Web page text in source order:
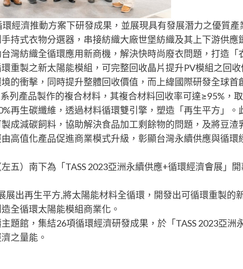
經濟推動方案下研發成果，並展現具有發展潛力之優質產
持式衣物分選器，串接紡織大廠世堡紡織及其上下游供應
灣紡織全循環應用新商機，解決快時尚廢衣問題，打造「
重製之新太陽能模組，可完整回收晶片提升PV模組之回
的衝擊，同時提升整體回收價值，而上緯國際研發全球首
列產品製作的複合材料，其複合材料回收率可達≥95%，
再生碳纖維，透過材料循環雙引擎，塑造「再生平方」。
成減碳飼料，協助解決食品加工剩餘物的問題，及將豆渣
高值化產品促進商業模式升級，彰顯台灣永續供應與循環
五）南下為「TASS 2023亞洲永續供應+循環經濟會展」
展出再生平方,將太陽能材料全循環，開發出可循環重製的
全循環太陽能模組商業化。
題館，集結26項循環經濟研發成果，於「TASS 2023亞洲
之量能。